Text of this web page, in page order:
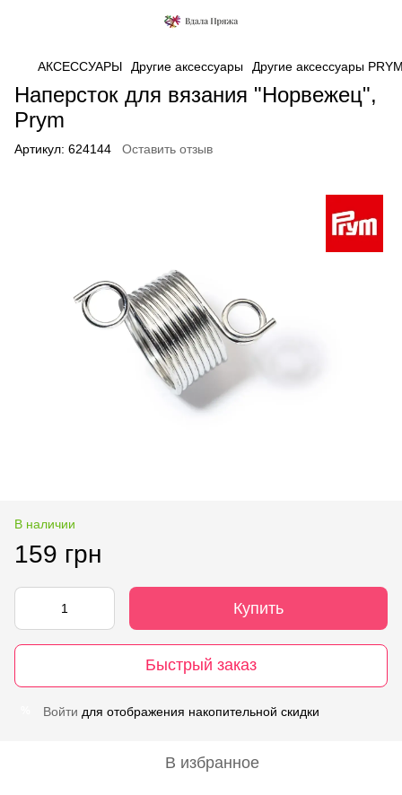
АКСЕССУАРЫ Другие аксессуары Другие аксессуары
Наперсток для вязания "Норвежец",
Prym
Артикул: 624144 Оставить отзыв
В наличии
159 грн
Купить
Быстрый заказ
Войти для отображения накопительной скидки
В избранное